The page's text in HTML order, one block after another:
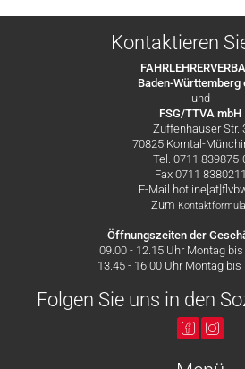
Kontaktieren
Baden-Württemberg
und
FSG/TTVA mbH
Zuffenhauser Str.
70825 Korntal-
Tel. 0711 839875-
Fax 0711 8380211
E-Mail
Zum
Öffnungszeiten der
09.00 - 12.15 Uhr Montag
13.45 - 16.00 Uhr Montag
Folgen Sie uns in den